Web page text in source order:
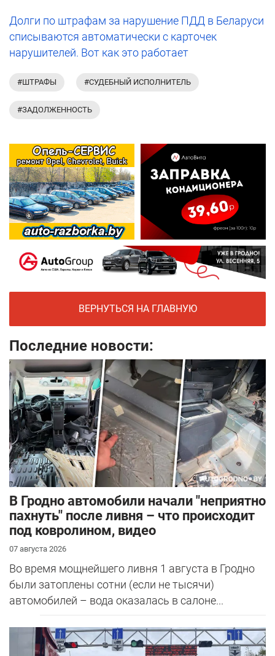
Долги по штрафам за нарушение ПДД в Беларуси
списываются автоматически с карточек
нарушителей. Вот как это работает
#ШТРАФЫ #СУДЕБНЫЙ ИСПОЛНИТЕЛЬ
#ЗАДОЛЖЕННОСТЬ
ВЕРНУТЬСЯ НА ГЛАВНУЮ
Последние новости:
В Гродно автомобили начали "неприятно
пахнуть" после ливня – что происходит
под ковролином, видео
07 августа 2026
Во время мощнейшего ливня 1 августа в Гродно
были затоплены сотни (если не тысячи)
автомобилей – вода оказалась в салоне...